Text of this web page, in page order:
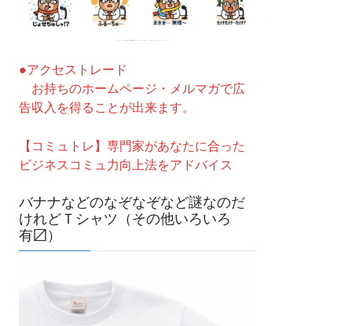
●アクセストレード
お持ちのホームページ・メルマガで広
告収入を得ることが出来ます。
【コミュトレ】専門家があなたに合った
ビジネスコミュ力向上法をアドバイス
バナナなどのなぞなぞなど謎なのだ
けれどＴシャツ（その他いろいろ
有〼）